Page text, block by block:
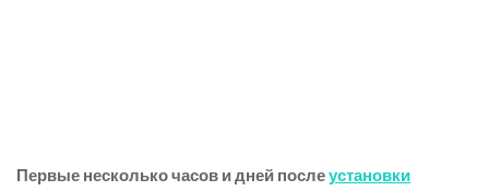
Первые несколько часов и дней послеустановки